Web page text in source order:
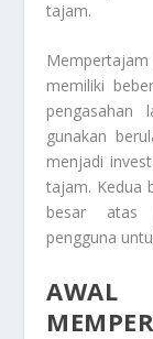
tajam.
memiliki
gunakan
menjadi
tajam. Kedua
besar atas
pengguna